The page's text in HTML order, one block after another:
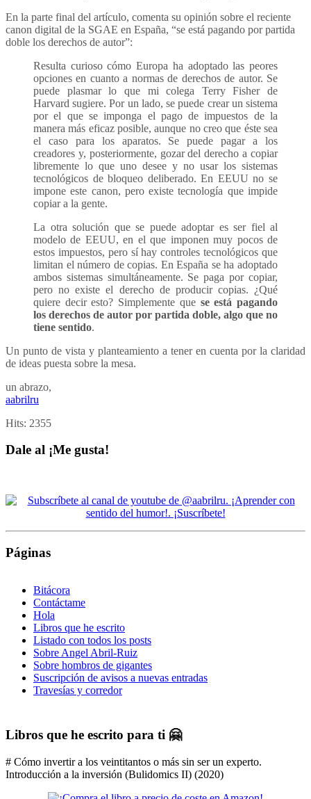
En la parte final del artículo, comenta su opinión sobre el reciente
canon digital de la SGAE en España, “se está pagando por partida
doble los derechos de autor”:
Resulta curioso cómo Europa ha adoptado las peores
opciones en cuanto a normas de derechos de autor. Se
puede plasmar lo que mi colega Terry Fisher de
Harvard sugiere. Por un lado, se puede crear un sistema
por el que se imponga el pago de impuestos de la
manera más eficaz posible, aunque no creo que éste sea
el caso para los aparatos. Se puede pagar a los
creadores y, posteriormente, gozar del derecho a copiar
libremente lo que uno desee y no usar los sistemas
tecnológicos de bloqueo deliberado. En EEUU no se
impone este canon, pero existe tecnología que impide
copiar a la gente.
La otra solución que se puede adoptar es ser fiel al
modelo de EEUU, en el que imponen muy pocos de
estos impuestos, pero sí hay controles tecnológicos que
limitan el número de copias. En España se ha adoptado
ambos sistemas simultáneamente. Se paga por copiar,
pero no existe el derecho de producir copias. ¿Qué
quiere decir esto? Simplemente que se está pagando
los derechos de autor por partida doble, algo que no
tiene sentido.
Un punto de vista y planteamiento a tener en cuenta por la claridad
de ideas puesta sobre la mesa.
un abrazo,
aabrilru
Hits: 2355
Dale al ¡Me gusta!
Páginas
Bitácora
Contáctame
Hola
Libros que he escrito
Listado con todos los posts
Sobre Angel Abril-Ruiz
Sobre hombros de gigantes
Suscripción de avisos a nuevas entradas
Travesías y corredor
Libros que he escrito para ti 🤗
# Cómo invertir a los veintitantos o más sin ser un experto.
Introducción a la inversión (Bulidomics II) (2020)